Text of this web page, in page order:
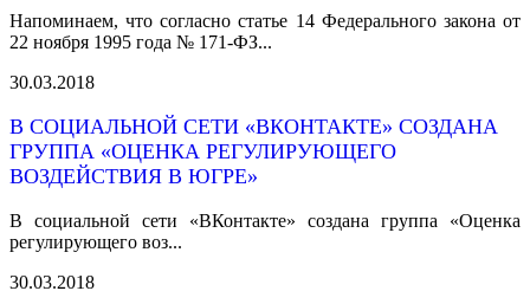
Напоминаем, что согласно статье 14 Федерального закона от
22 ноября 1995 года № 171-ФЗ...
30.03.2018
В СОЦИАЛЬНОЙ СЕТИ «ВКОНТАКТЕ» СОЗДАНА
ГРУППА «ОЦЕНКА РЕГУЛИРУЮЩЕГО
ВОЗДЕЙСТВИЯ В ЮГРЕ»
В социальной сети «ВКонтакте» создана группа «Оценка
регулирующего воз...
30.03.2018